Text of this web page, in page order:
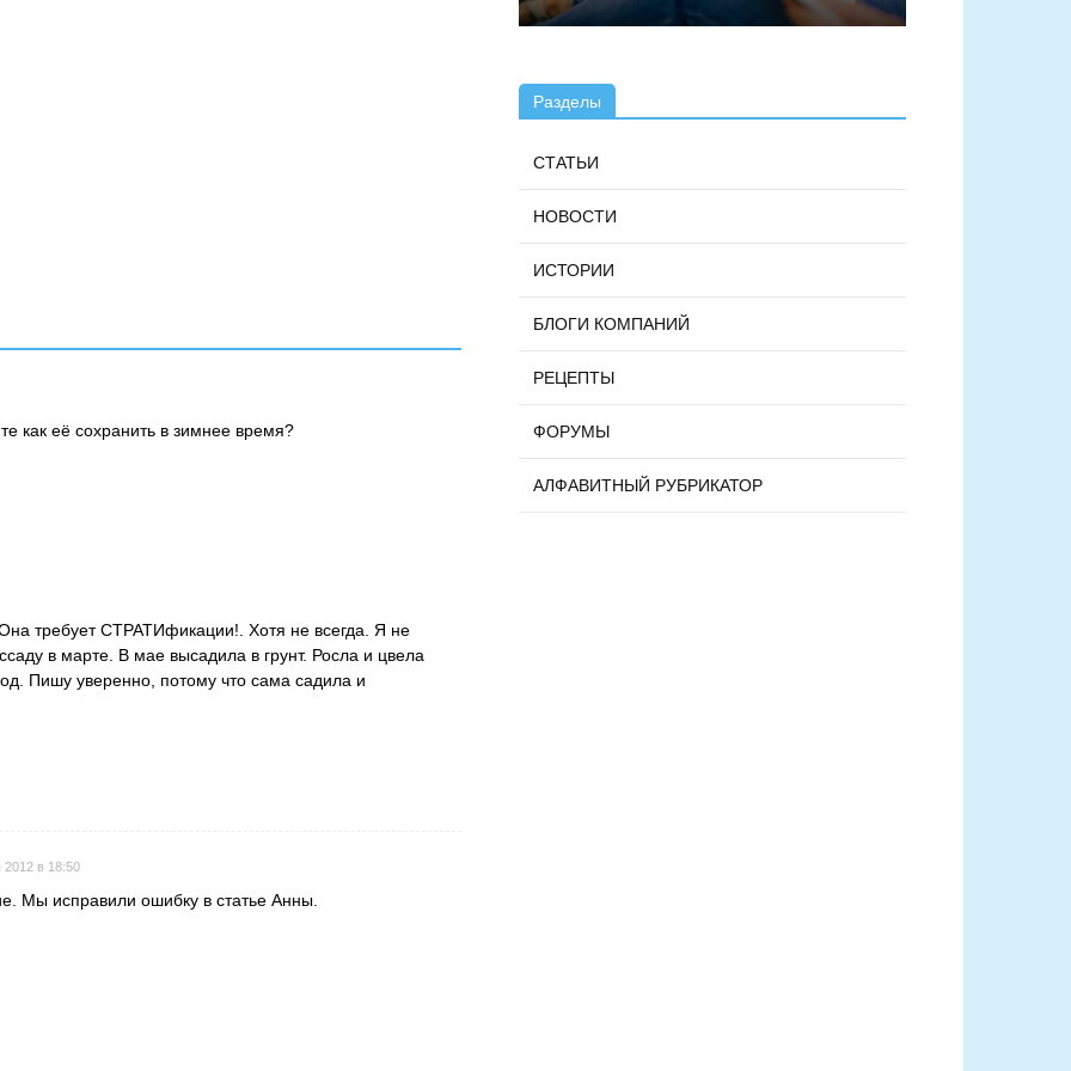
как её сохранить в зимнее время?
требует СТРАТИфикации!. Хотя не всегда. Я не
в марте. В мае высадила в грунт. Росла и цвела
Пишу уверенно, потому что сама садила и
2012 в 18:50
Мы исправили ошибку в статье Анны.
Разделы
СТАТЬИ
НОВОСТИ
ИСТОРИИ
БЛОГИ КОМПАНИЙ
РЕЦЕПТЫ
ФОРУМЫ
АЛФАВИТНЫЙ РУБРИКАТОР